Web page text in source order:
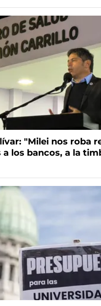
"Milei nos roba
a los bancos, a la